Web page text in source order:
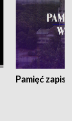
Pamięć